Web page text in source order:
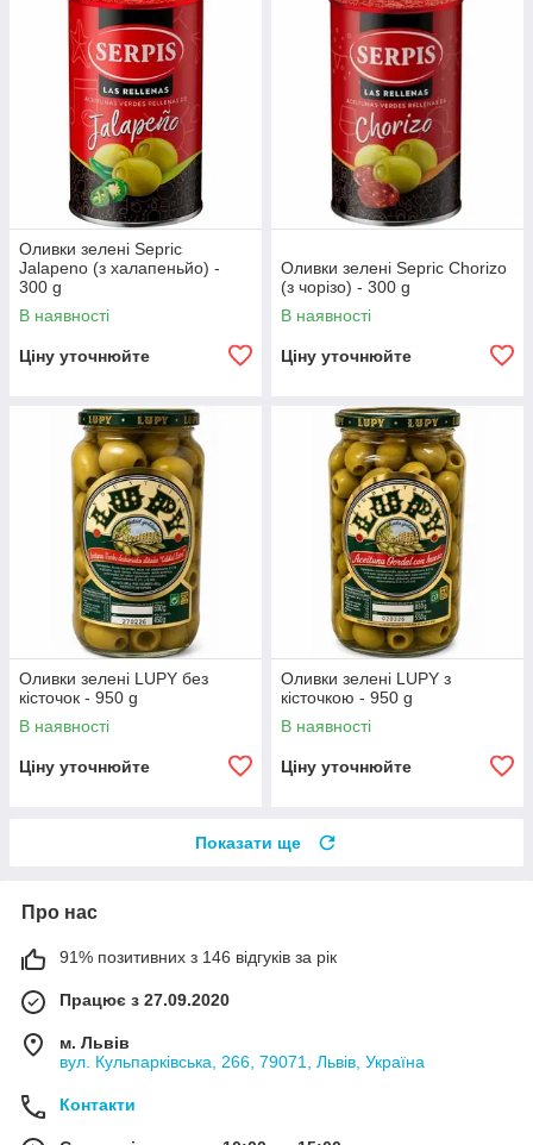
Оливки зелені Sepric
Jalapeno (з халапеньйо) -
300 g
В наявності
Ціну уточнюйте
Оливки зелені Sepric Chorizo
(з чорізо) - 300 g
В наявності
Ціну уточнюйте
Оливки зелені LUPY без
кісточок - 950 g
В наявності
Ціну уточнюйте
Оливки зелені LUPY з
кісточкою - 950 g
В наявності
Ціну уточнюйте
Показати ще
Про нас
91% позитивних з 146 відгуків за рік
Працює з 27.09.2020
м. Львів
вул. Кульпарківська, 266, 79071, Львів, Україна
Контакти